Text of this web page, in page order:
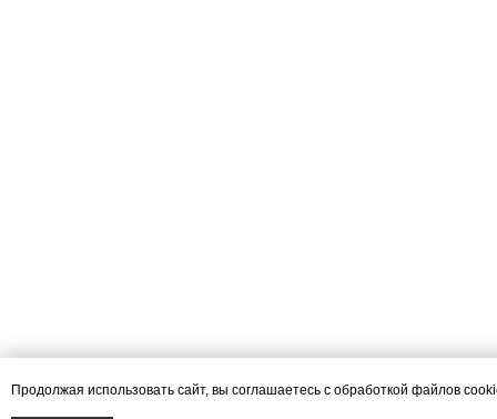
Продолжая использовать сайт, вы соглашаетесь с обработкой файлов